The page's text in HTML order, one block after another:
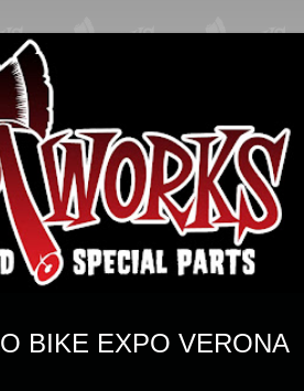
BIKE EXPO VERONA